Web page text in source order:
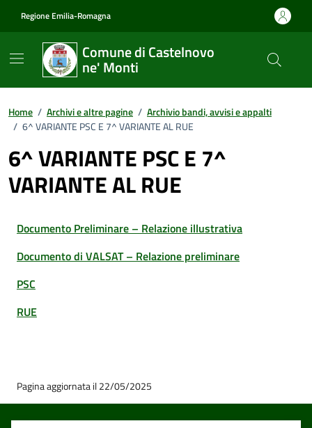
Regione Emilia-Romagna
Comune di Castelnovo
ne' Monti
Home / Archivi e altre pagine / Archivio bandi, avvisi e appalti
/ 6^ VARIANTE PSC E 7^ VARIANTE AL RUE
6^ VARIANTE PSC E 7^
VARIANTE AL RUE
Documento Preliminare – Relazione illustrativa
Documento di VALSAT – Relazione preliminare
PSC
RUE
Pagina aggiornata il 22/05/2025